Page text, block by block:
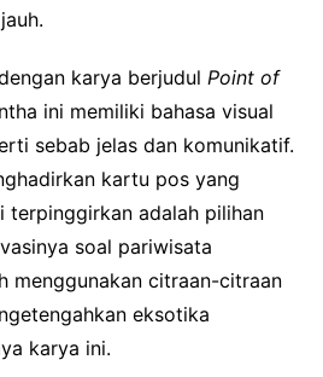
karya berjudul Point of
ini memiliki bahasa visual
sebab jelas dan komunikatif.
kartu pos yang
terpinggirkan adalah pilihan
soal pariwisata
menggunakan citraan-citraan
eksotika
karya ini.